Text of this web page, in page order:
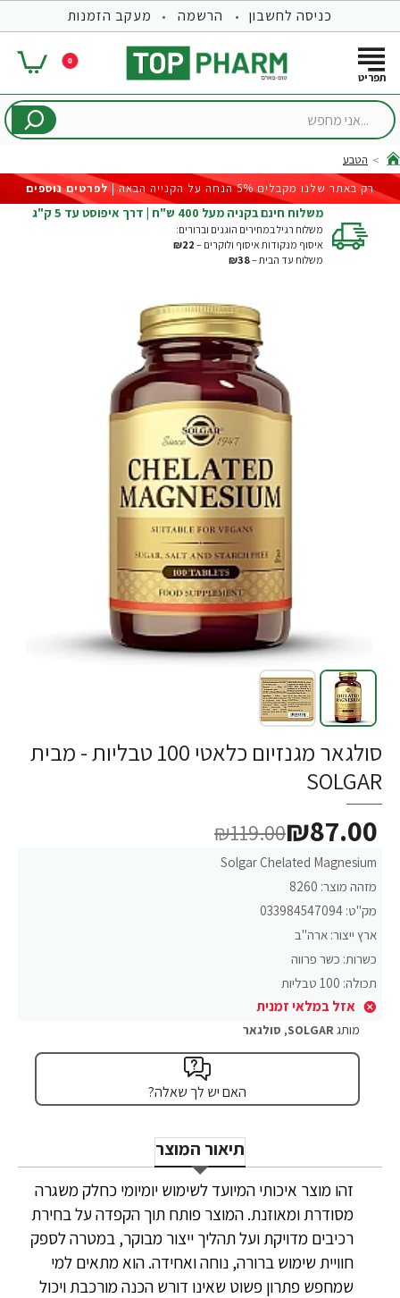
כניסה לחשבון הרשמה מעקב הזמנות
0
...אני
home
הטבע
רק באתר שלנו מקבלים 5% הנחה על הקנייה הבאה |
לפרטים נוספים
משלוח חינם בקניה מעל 400 ש"ח | דרך איפוסט עד 5 ק"ג
משלוח רגיל במחירים הוגנים וברורים:
איסוף מנקודות איסוף ולוקרים – ₪22
משלוח עד הבית –₪38
סולגאר מגנזיום כלאטי 100 טבליות - מבית
SOLGAR
Solgar Chelated Magnesium
מזהה מוצר: 8260
מק"ט: 033984547094
ארץ ייצור: ארה"ב
כשרות: כשר פרווה
תכולה: 100 טבליות
אזל במלאי זמנית
₪87.00
₪119.00
מותג SOLGAR
, סולגאר
האם יש לך שאלה?
תיאור המוצר
זהו מוצר איכותי המיועד לשימוש יומיומי כחלק משגרה
מסודרת ומאוזנת. המוצר פותח תוך הקפדה על בחירת
רכיבים מדויקת ועל תהליך ייצור מבוקר, במטרה לספק
חוויית שימוש ברורה, נוחה ואחידה. הוא מתאים למי
שמחפש פתרון פשוט שאינו דורש הכנה מורכבת ויכול